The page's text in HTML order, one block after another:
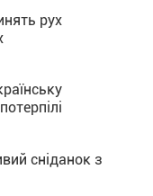
рух
сніданок з